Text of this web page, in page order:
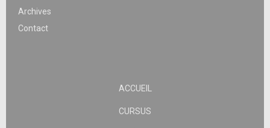
Archives
Contact
ACCUEIL
CURSUS